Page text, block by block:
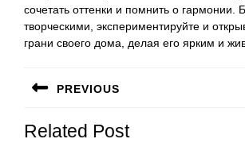
сочетать оттенки и помнить о гармонии.
творческими, экспериментируйте и
грани своего дома, делая его ярким и
по
записям
PREVIOUS
запись:
Related Post